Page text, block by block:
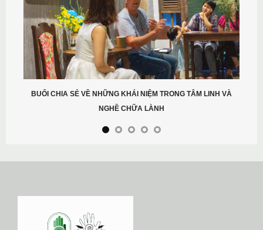
BUỔI CHIA SẺ VỀ NHỮNG KHÁI NIỆM TRONG TÂM LINH VÀ
NGHỀ CHỮA LÀNH